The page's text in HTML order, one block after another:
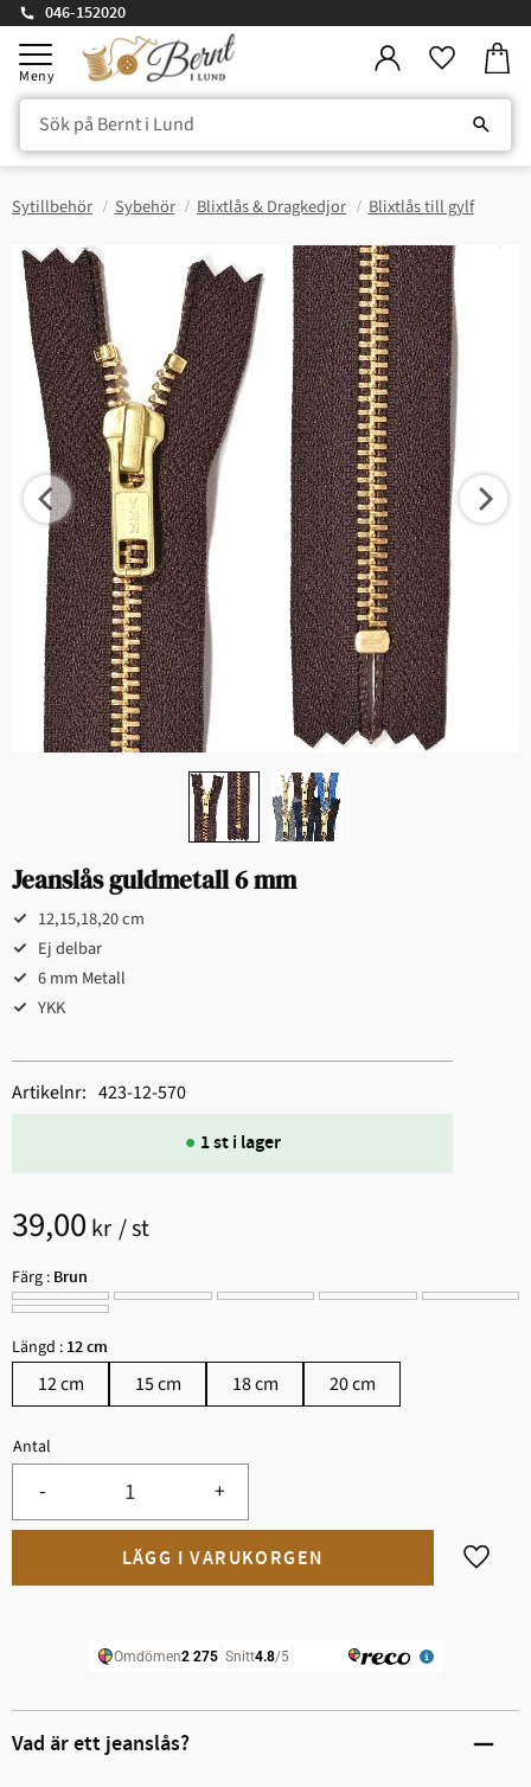
Meny
046-152020
Sytillbehör Sybehör Blixtlås & Dragkedjor Blixtlås till gylf
Jeanslås guldmetall 6 mm
12,15,18,20 cm
Ej delbar
6 mm Metall
YKK
39,00 kr /st
Färg : Brun
Längd : 12 cm
12 cm 15 cm 18 cm 20 cm
Antal
+
-
Lägg
1 st i lager
Artikelnr 423-12-570
Vad är ett jeanslås?